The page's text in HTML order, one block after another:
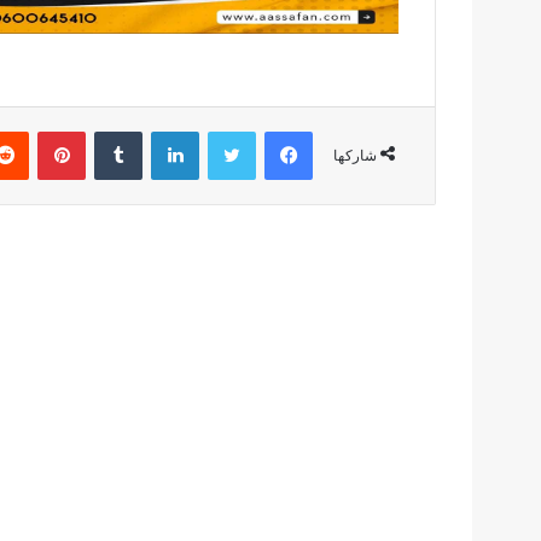
شاركها
فيسبوك تويتر لينكدإن